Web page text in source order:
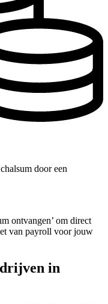
door een
ontvangen’ om direct
van payroll voor jouw
in